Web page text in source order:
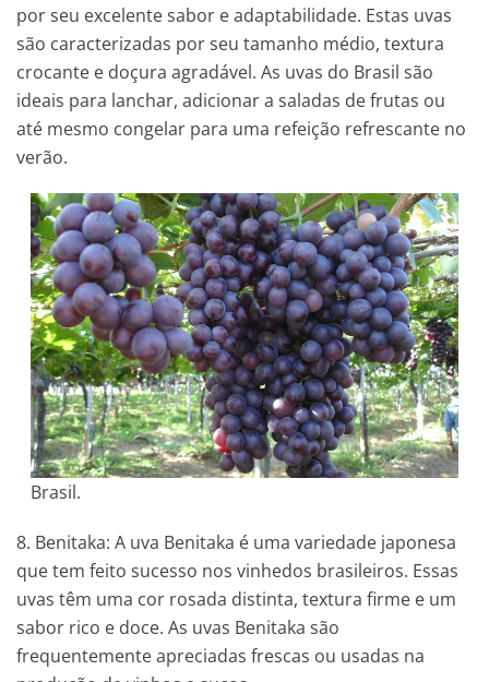
por seu excelente sabor e adaptabilidade. Estas uvas
são caracterizadas por seu tamanho médio, textura
crocante e doçura agradável. As uvas do Brasil são
ideais para lanchar, adicionar a saladas de frutas ou
até mesmo congelar para uma refeição refrescante no
verão.
Brasil.
8. Benitaka: A uva Benitaka é uma variedade japonesa
que tem feito sucesso nos vinhedos brasileiros. Essas
uvas têm uma cor rosada distinta, textura firme e um
sabor rico e doce. As uvas Benitaka são
frequentemente apreciadas frescas ou usadas na